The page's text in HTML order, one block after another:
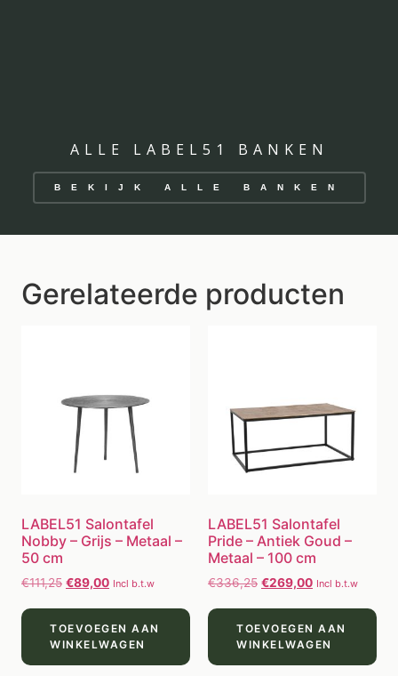
ALLE LABEL51 BANKEN
BEKIJK ALLE BANKEN
Gerelateerde producten
LABEL51 Salontafel
Nobby – Grijs – Metaal –
50 cm
€111,25 €89,00 Incl b.t.w
TOEVOEGEN AAN
WINKELWAGEN
LABEL51 Salontafel
Pride – Antiek Goud –
Metaal – 100 cm
€336,25 €269,00 Incl b.t.w
TOEVOEGEN AAN
WINKELWAGEN